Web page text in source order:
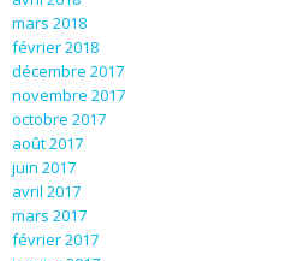
mars 2018
février 2018
décembre 2017
novembre 2017
octobre 2017
août 2017
juin 2017
avril 2017
mars 2017
février 2017